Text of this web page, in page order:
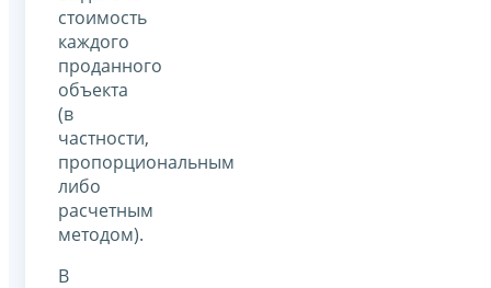
стоимость
каждого
проданного
объекта
(в
частности,
пропорциональным
либо
расчетным
методом).
В